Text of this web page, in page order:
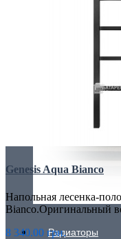
Радиаторы
Genesis Aqua Bianco
Напольная лесенка-
Bianco.Оригинальный
8 340.00 грн.